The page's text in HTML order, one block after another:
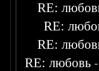
RE:
RE:
RE:
RE: любовь